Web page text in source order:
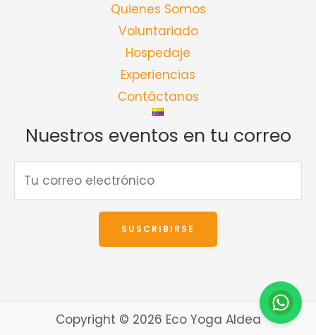
Quienes Somos
Voluntariado
Hospedaje
Experiencias
Contáctanos
Nuestros eventos en tu correo
Copyright © 2026 Eco Yoga Aldea